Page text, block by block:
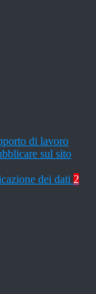
di lavoro
sul sito
dei dati 2